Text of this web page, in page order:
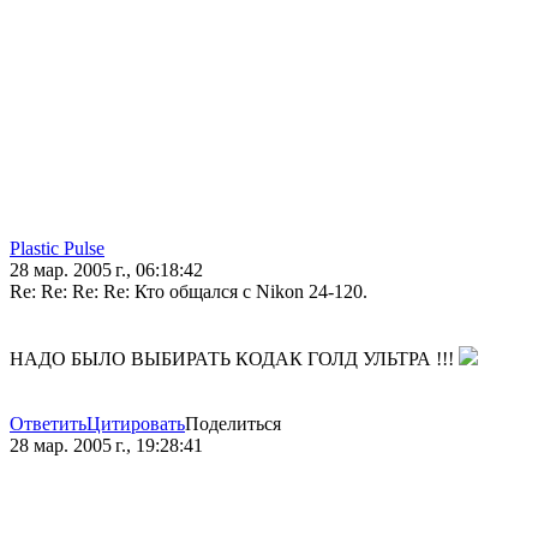
Plastic Pulse
28 мар. 2005 г., 06:18:42
Re: Re: Re: Re: Кто общался с Nikon 24-120.
НАДО БЫЛО ВЫБИРАТЬ КОДАК ГОЛД УЛЬТРА !!!
ОтветитьЦитироватьПоделиться
28 мар. 2005 г., 19:28:41